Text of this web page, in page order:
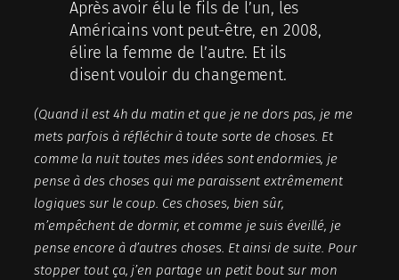
Après avoir élu le fils de l’un, les
Américains vont peut-être, en 2008,
élire la femme de l’autre. Et ils
disent vouloir du changement.
(Quand il est 4h du matin et que je ne dors pas, je me
mets parfois à réfléchir à toute sorte de choses. Et
comme la nuit toutes mes idées sont endormies, je
pense à des choses qui me paraissent extrêmement
logiques sur le coup. Ces choses, bien sûr,
m’empêchent de dormir, et comme je suis éveillé, je
pense encore à d’autres choses. Et ainsi de suite. Pour
stopper tout ça, j’en partage un petit bout sur mon